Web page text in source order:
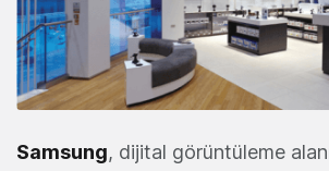
Samsung, dijital görüntüleme